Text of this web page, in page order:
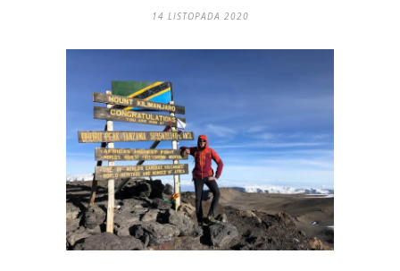
14 LISTOPADA 2020